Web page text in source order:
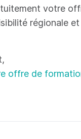
votre
régionale
offre de